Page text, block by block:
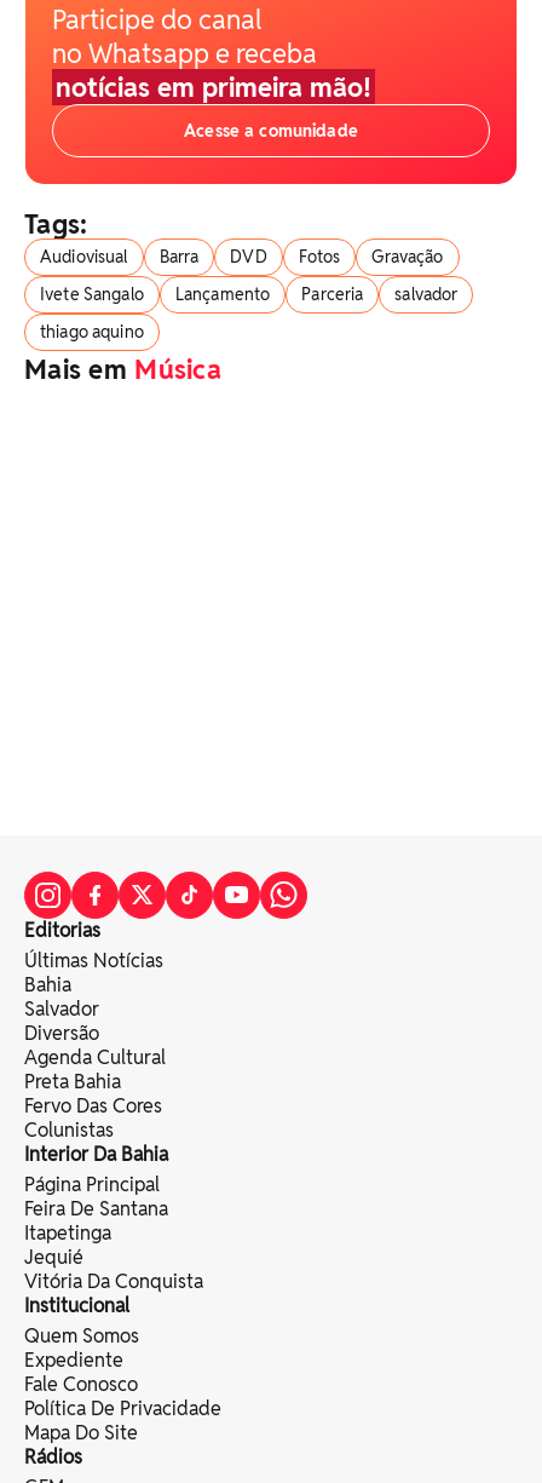
Participe do canal
no Whatsapp e receba
notícias em primeira mão!
Acesse a comunidade
Tags:
Audiovisual Barra DVD Fotos
Gravação
Ivete Sangalo
Lançamento Parceria
salvador
thiago aquino
Mais em Música
Editorias
Últimas Notícias
Bahia
Salvador
Diversão
Agenda Cultural
Preta Bahia
Fervo Das Cores
Colunistas
Interior Da Bahia
Página Principal
Feira De Santana
Itapetinga
Jequié
Vitória Da Conquista
Institucional
Quem Somos
Expediente
Fale Conosco
Política De Privacidade
Mapa Do Site
Rádios